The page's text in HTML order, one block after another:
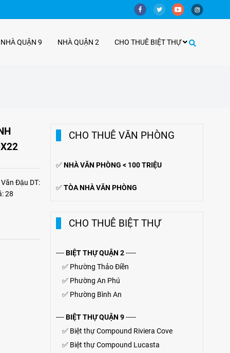
QUẬN 9 NHÀ QUẬN 2 CHO THUÊ BIỆT THỰ
Đậu DT:
28
CHO THUÊ VĂN PHÒNG
✅NHÀ VĂN PHÒNG < 100 TRIỆU
✅TÒA NHÀ VĂN PHÒNG
CHO THUÊ BIỆT THỰ
----BIỆT THỰ QUẬN 2-----
✅ Phường Thảo Điền
✅ Phường An Phú
✅ Phường Bình An
----BIỆT THỰ QUẬN 9-----
✅ Biệt thự Compound Riviera Cove
✅ Biệt thựCompound Lucasta